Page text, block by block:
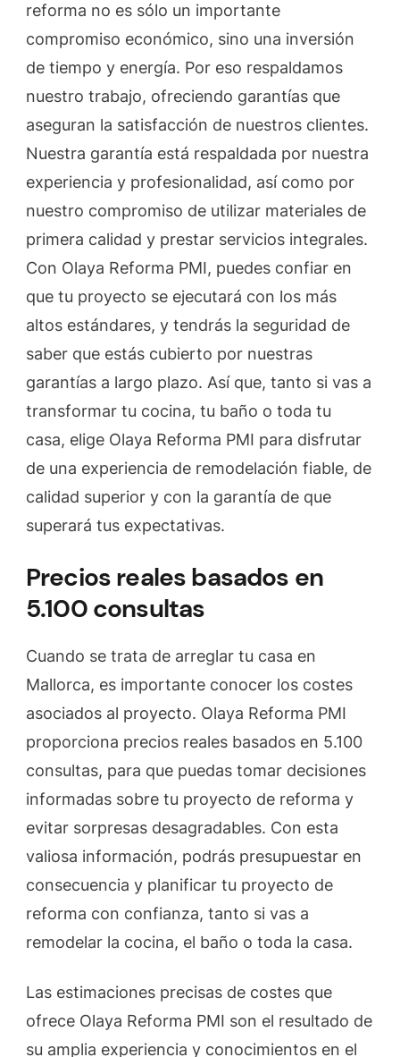
reforma no es sólo un importante
compromiso económico, sino una inversión
de tiempo y energía. Por eso respaldamos
nuestro trabajo, ofreciendo garantías que
aseguran la satisfacción de nuestros clientes.
Nuestra garantía está respaldada por nuestra
experiencia y profesionalidad, así como por
nuestro compromiso de utilizar materiales de
primera calidad y prestar servicios integrales.
Con Olaya Reforma PMI, puedes confiar en
que tu proyecto se ejecutará con los más
altos estándares, y tendrás la seguridad de
saber que estás cubierto por nuestras
garantías a largo plazo. Así que, tanto si vas a
transformar tu cocina, tu baño o toda tu
casa, elige Olaya Reforma PMI para disfrutar
de una experiencia de remodelación fiable, de
calidad superior y con la garantía de que
superará tus expectativas.
Precios reales basados en
5.100 consultas
Cuando se trata de arreglar tu casa en
Mallorca, es importante conocer los costes
asociados al proyecto. Olaya Reforma PMI
proporciona precios reales basados en 5.100
consultas, para que puedas tomar decisiones
informadas sobre tu proyecto de reforma y
evitar sorpresas desagradables. Con esta
valiosa información, podrás presupuestar en
consecuencia y planificar tu proyecto de
reforma con confianza, tanto si vas a
remodelar la cocina, el baño o toda la casa.
Las estimaciones precisas de costes que
ofrece Olaya Reforma PMI son el resultado de
su amplia experiencia y conocimientos en el